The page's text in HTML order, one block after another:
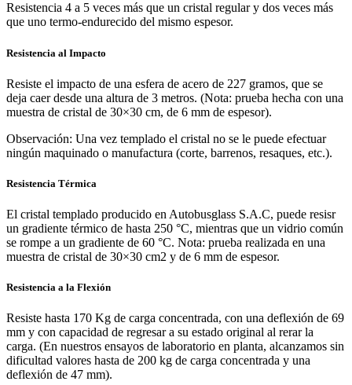
Resistencia 4 a 5 veces más que un cristal regular y dos veces más
que uno termo-endurecido del mismo espesor.
Resistencia al Impacto
Resiste el impacto de una esfera de acero de 227 gramos, que se
deja caer desde una altura de 3 metros. (Nota: prueba hecha con una
muestra de cristal de 30×30 cm, de 6 mm de espesor).
Observación: Una vez templado el cristal no se le puede efectuar
ningún maquinado o manufactura (corte, barrenos, resaques, etc.).
Resistencia Térmica
El cristal templado producido en Autobusglass S.A.C, puede resisr
un gradiente térmico de hasta 250 °C, mientras que un vidrio común
se rompe a un gradiente de 60 °C. Nota: prueba realizada en una
muestra de cristal de 30×30 cm2 y de 6 mm de espesor.
Resistencia a la Flexión
Resiste hasta 170 Kg de carga concentrada, con una deflexión de 69
mm y con capacidad de regresar a su estado original al rerar la
carga. (En nuestros ensayos de laboratorio en planta, alcanzamos sin
dificultad valores hasta de 200 kg de carga concentrada y una
deflexión de 47 mm).